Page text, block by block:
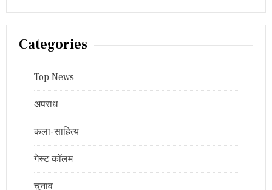
Categories
Top News
अपराध
कला-साहित्य
गेस्ट कॉलम
चुनाव